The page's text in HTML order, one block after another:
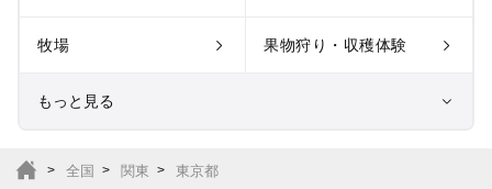
牧場 果物狩り・収穫体験
もっと見る
全国 関東 東京都